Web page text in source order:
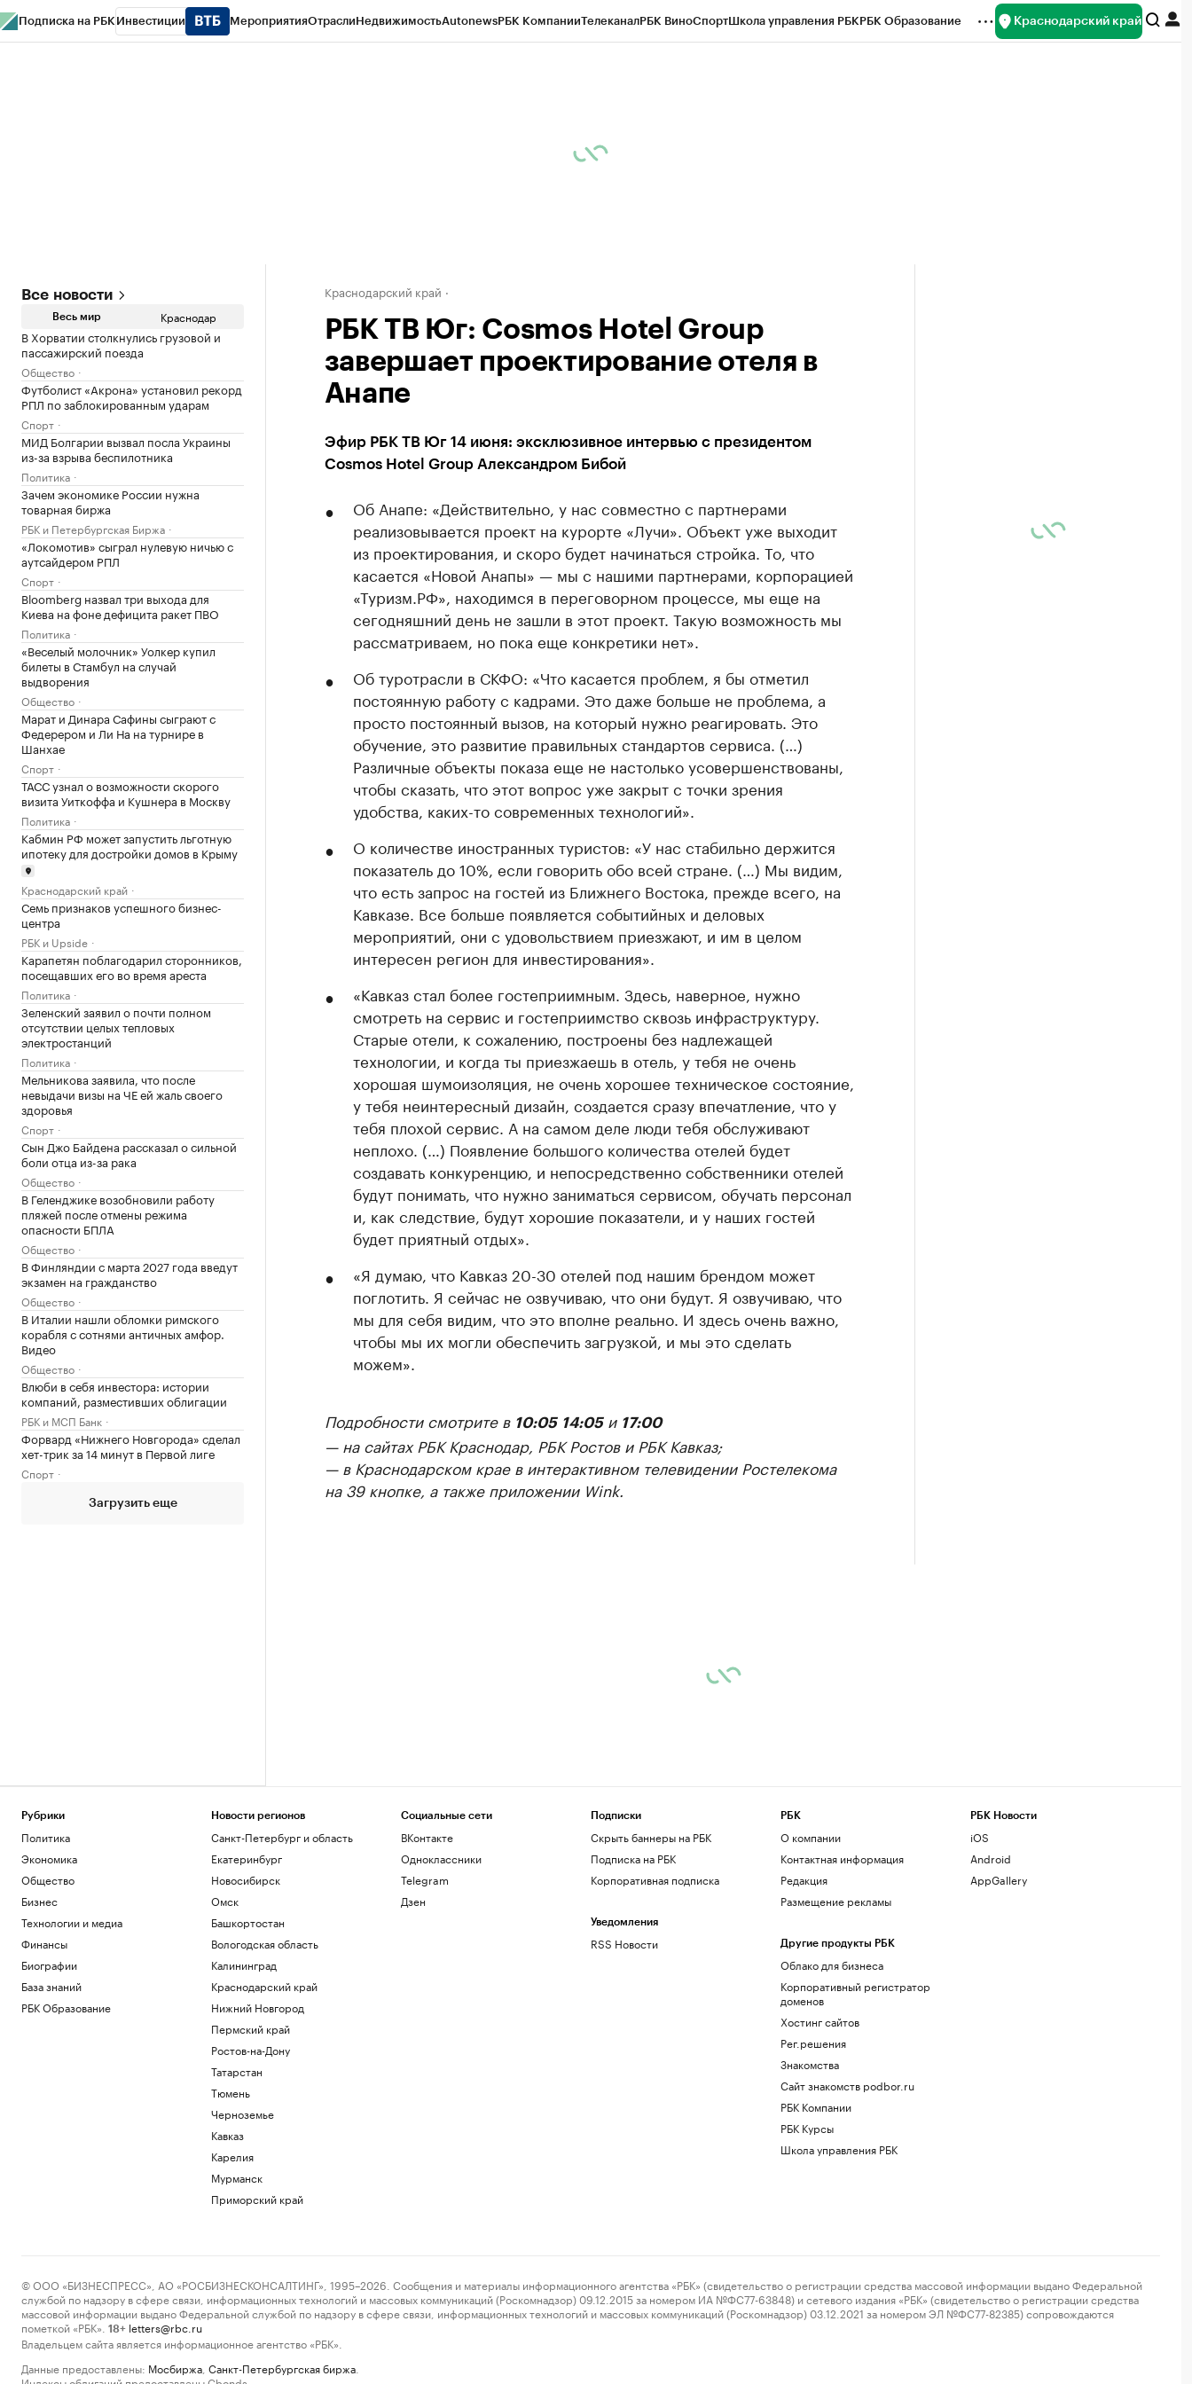
Подписка на РБК Инвестиции МероприятияОтраслиНедвижимостьAutonewsРБК КомпанииТелеканалРБК ВиноСпортШкола управления РБКРБК Образование Краснодарский край
Все новости
Весь мир Краснодар
В Хорватии столкнулись грузовой и
пассажирский поезда
Общество
Футболист «Акрона» установил рекорд
РПЛ по заблокированным ударам
Спорт
МИД Болгарии вызвал посла Украины
из-за взрыва беспилотника
Политика
Зачем экономике России нужна
товарная биржа
РБК и Петербургская Биржа
«Локомотив» сыграл нулевую ничью с
аутсайдером РПЛ
Спорт
Bloomberg назвал три выхода для
Киева на фоне дефицита ракет ПВО
Политика
«Веселый молочник» Уолкер купил
билеты в Стамбул на случай
выдворения
Общество
Марат и Динара Сафины сыграют с
Федерером и Ли На на турнире в
Шанхае
Спорт
ТАСС узнал о возможности скорого
визита Уиткоффа и Кушнера в Москву
Политика
Кабмин РФ может запустить льготную
ипотеку для достройки домов в Крыму
Краснодарский край
Семь признаков успешного бизнес-
центра
РБК и Upside
Карапетян поблагодарил сторонников,
посещавших его во время ареста
Политика
Зеленский заявил о почти полном
отсутствии целых тепловых
электростанций
Политика
Мельникова заявила, что после
невыдачи визы на ЧЕ ей жаль своего
здоровья
Спорт
Сын Джо Байдена рассказал о сильной
боли отца из-за рака
Общество
В Геленджике возобновили работу
пляжей после отмены режима
опасности БПЛА
Общество
В Финляндии с марта 2027 года введут
экзамен на гражданство
Общество
В Италии нашли обломки римского
корабля с сотнями античных амфор.
Видео
Общество
Влюби в себя инвестора: истории
компаний, разместивших облигации
РБК и МСП Банк
Форвард «Нижнего Новгорода» сделал
хет-трик за 14 минут в Первой лиге
Спорт
Загрузить еще
Краснодарский край
РБК ТВ Юг: Cosmos Hotel Group
завершает проектирование отеля в
Анапе
Эфир РБК ТВ Юг 14 июня: эксклюзивное интервью с президентом
Cosmos Hotel Group Александром Бибой
Об Анапе: «Действительно, у нас совместно с партнерами
реализовывается проект на курорте «Лучи». Объект уже выходит
из проектирования, и скоро будет начинаться стройка. То, что
касается «Новой Анапы» — мы с нашими партнерами, корпорацией
«Туризм.РФ», находимся в переговорном процессе, мы еще на
сегодняшний день не зашли в этот проект. Такую возможность мы
рассматриваем, но пока еще конкретики нет».
Об туротрасли в СКФО: «Что касается проблем, я бы отметил
постоянную работу с кадрами. Это даже больше не проблема, а
просто постоянный вызов, на который нужно реагировать. Это
обучение, это развитие правильных стандартов сервиса. (…)
Различные объекты показа еще не настолько усовершенствованы,
чтобы сказать, что этот вопрос уже закрыт с точки зрения
удобства, каких-то современных технологий».
О количестве иностранных туристов: «У нас стабильно держится
показатель до 10%, если говорить обо всей стране. (…) Мы видим,
что есть запрос на гостей из Ближнего Востока, прежде всего, на
Кавказе. Все больше появляется событийных и деловых
мероприятий, они с удовольствием приезжают, и им в целом
интересен регион для инвестирования».
«Кавказ стал более гостеприимным. Здесь, наверное, нужно
смотреть на сервис и гостеприимство сквозь инфраструктуру.
Старые отели, к сожалению, построены без надлежащей
технологии, и когда ты приезжаешь в отель, у тебя не очень
хорошая шумоизоляция, не очень хорошее техническое состояние,
у тебя неинтересный дизайн, создается сразу впечатление, что у
тебя плохой сервис. А на самом деле люди тебя обслуживают
неплохо. (…) Появление большого количества отелей будет
создавать конкуренцию, и непосредственно собственники отелей
будут понимать, что нужно заниматься сервисом, обучать персонал
и, как следствие, будут хорошие показатели, и у наших гостей
будет приятный отдых».
«Я думаю, что Кавказ 20-30 отелей под нашим брендом может
поглотить. Я сейчас не озвучиваю, что они будут. Я озвучиваю, что
мы для себя видим, что это вполне реально. И здесь очень важно,
чтобы мы их могли обеспечить загрузкой, и мы это сделать
можем».
Подробности смотрите в 10:05 14:05и 17:00
— на сайтах РБК Краснодар, РБК Ростов и РБК Кавказ;
— в Краснодарском крае в интерактивном телевидении Ростелекома
на 39 кнопке, а также приложении Wink.
Рубрики
Политика
Экономика
Общество
Бизнес
Технологии и медиа
Финансы
Биографии
База знаний
РБК Образование
Новости регионов
Санкт-Петербург и область
Екатеринбург
Новосибирск
Омск
Башкортостан
Вологодская область
Калининград
Краснодарский край
Нижний Новгород
Пермский край
Ростов-на-Дону
Татарстан
Тюмень
Черноземье
Кавказ
Карелия
Мурманск
Приморский край
Социальные сети
ВКонтакте
Одноклассники
Telegram
Дзен
Подписки
Скрыть баннеры на РБК
Подписка на РБК
Корпоративная подписка
Уведомления
RSS Новости
РБК
О компании
Контактная информация
Редакция
Размещение рекламы
Другие продукты РБК
Облако для бизнеса
Корпоративный регистратор
доменов
Хостинг сайтов
Рег.решения
Знакомства
Сайт знакомств podbor.ru
РБК Компании
РБК Курсы
Школа управления РБК
РБК Новости
iOS
Android
AppGallery
© ООО «БИЗНЕСПРЕСС», АО «РОСБИЗНЕСКОНСАЛТИНГ», 1995–2026. Сообщения и материалы информационного агентства «РБК» (свидетельство о регистрации средства массовой информации выдано Федеральной
службой по надзору в сфере связи, информационных технологий и массовых коммуникаций (Роскомнадзор) 09.12.2015 за номером ИА №ФС77-63848) и сетевого издания «РБК» (свидетельство о регистрации средства
массовой информации выдано Федеральной службой по надзору в сфере связи, информационных технологий и массовых коммуникаций (Роскомнадзор) 03.12.2021 за номером ЭЛ №ФС77-82385) сопровождаются
пометкой «РБК».
18+ letters@rbc.ru
Владельцем сайта является информационное агентство «РБК».
Данные предоставлены: Мосбиржа Санкт-Петербургская биржа